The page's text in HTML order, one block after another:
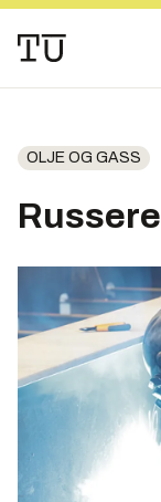
OLJE OG GASS